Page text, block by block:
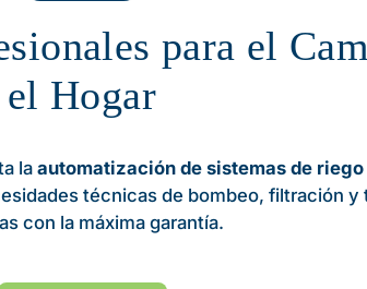
para el
el Hogar
la automatización de sistemas de
técnicas de bombeo, filtración y
con la máxima garantía.